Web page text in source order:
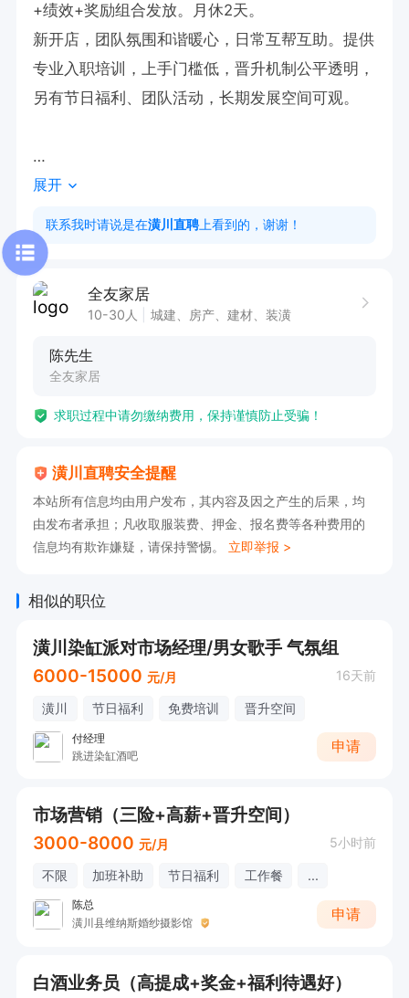
+绩效+奖励组合发放。月休2天。
新开店，团队氛围和谐暖心，日常互帮互助。提供
专业入职培训，上手门槛低，晋升机制公平透明，
另有节日福利、团队活动，长期发展空间可观。
有意向🉑电话沟通，请告知【潢川直聘】看到的😊
展开
联系我时请说是在潢川直聘 上看到的，谢谢！
全友家居
10-30人 城建、房产、建材、装潢
陈先生
全友家居
求职过程中请勿缴纳费用，保持谨慎防止受骗！
潢川直聘安全提醒
本站所有信息均由用户发布，其内容及因之产生的后果，均
由发布者承担；凡收取服装费、押金、报名费等各种费用的
信息均有欺诈嫌疑，请保持警惕。 立即举报 >
相似的职位
潢川染缸派对市场经理/男女歌手 气氛组
6000-15000 元/月 16天前
潢川 节日福利 免费培训 晋升空间
付经理
跳进染缸酒吧
申请
市场营销（三险+高薪+晋升空间）
3000-8000 元/月 5小时前
不限 加班补助 节日福利 工作餐 ...
陈总
潢川县维纳斯婚纱摄影馆
申请
白酒业务员（高提成+奖金+福利待遇好）